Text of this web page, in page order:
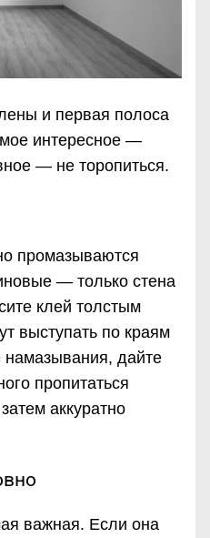
и первая полоса
интересное —
— не торопиться.
промазываются
— только стена
клей толстым
выступать по краям
намазывания, дайте
пропитаться
аккуратно
важная. Если она